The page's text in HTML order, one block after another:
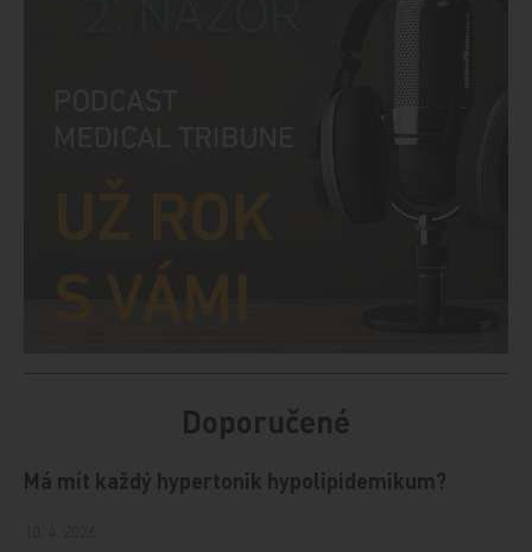
Doporučené
Má mít každý hypertonik hypolipidemikum?